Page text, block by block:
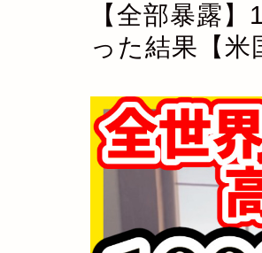
【全部暴露
った結果【米